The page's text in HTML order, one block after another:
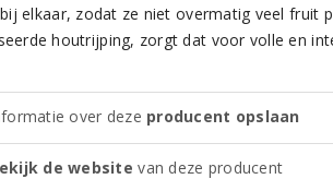
elkaar, zodat ze niet overmatig veel fruit
houtrijping, zorgt dat voor volle en
over deze producent opslaan
de website van deze producent